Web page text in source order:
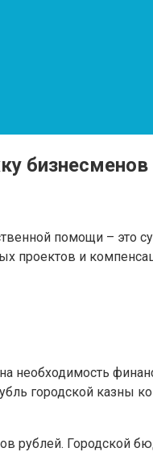
бизнесменов
помощи – это
проектов и
необходимость
городской казны
рублей. Городской